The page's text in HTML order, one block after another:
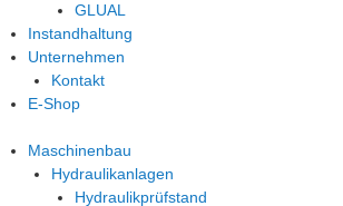
GLUAL
Instandhaltung
Unternehmen
Kontakt
E-Shop
Maschinenbau
Hydraulikanlagen
Hydraulikprüfstand